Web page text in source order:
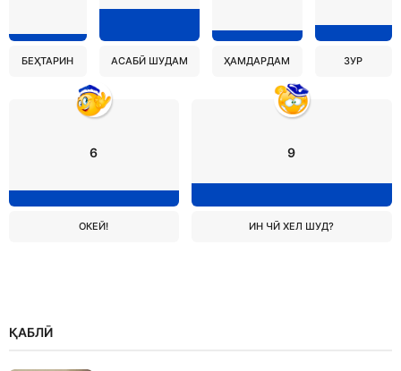
БЕҲТАРИН АСАБӢ ШУДАМ ҲАМДАРДАМ ЗУР
6
ОКЕЙ!
9
ИН ЧӢ ХЕЛ ШУД?
ҚАБЛӢ